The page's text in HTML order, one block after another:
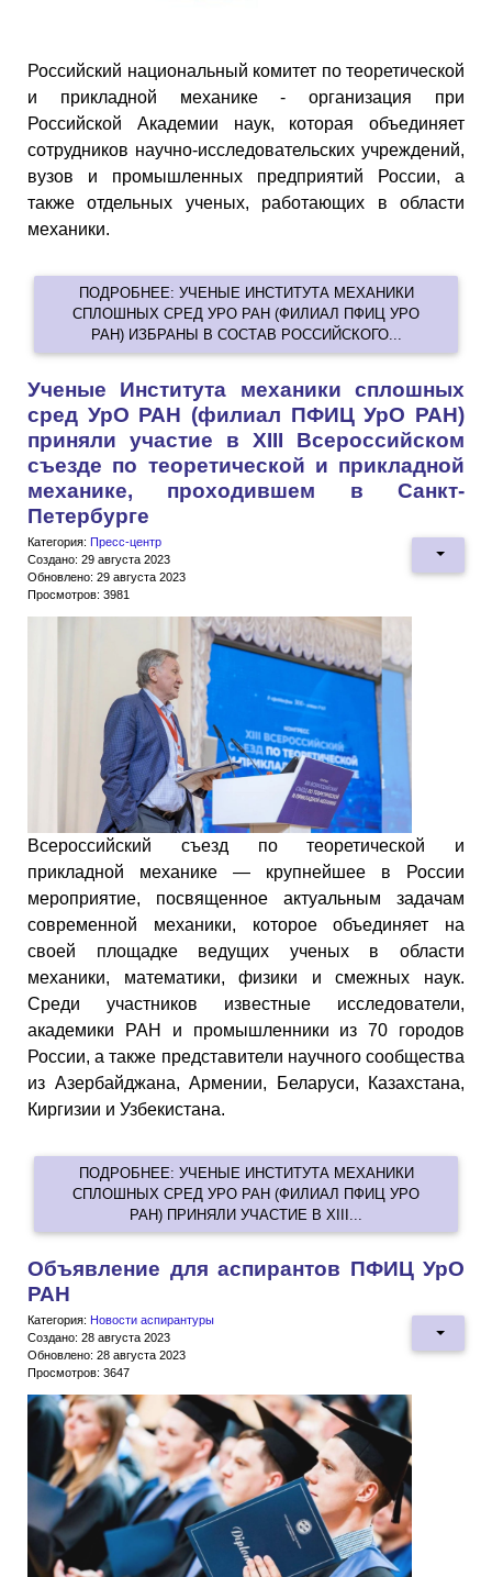
Российский национальный комитет по теоретической
и прикладной механике - организация при
Российской Академии наук, которая объединяет
сотрудников научно-исследовательских учреждений,
вузов и промышленных предприятий России, а
также отдельных ученых, работающих в области
механики.
ПОДРОБНЕЕ: УЧЕНЫЕ ИНСТИТУТА МЕХАНИКИ
СПЛОШНЫХ СРЕД УРО РАН (ФИЛИАЛ ПФИЦ УРО
РАН) ИЗБРАНЫ В СОСТАВ РОССИЙСКОГО...
Ученые Института механики сплошных
сред УрО РАН (филиал ПФИЦ УрО РАН)
приняли участие в XIII Всероссийском
съезде по теоретической и прикладной
механике, проходившем в Санкт-
Петербурге
Категория: Пресс-центр
Создано: 29 августа 2023
Обновлено: 29 августа 2023
Просмотров: 3981
Всероссийский съезд по теоретической и
прикладной механике — крупнейшее в России
мероприятие, посвященное актуальным задачам
современной механики, которое объединяет на
своей площадке ведущих ученых в области
механики, математики, физики и смежных наук.
Среди участников известные исследователи,
академики РАН и промышленники из 70 городов
России, а также представители научного сообщества
из Азербайджана, Армении, Беларуси, Казахстана,
Киргизии и Узбекистана.
ПОДРОБНЕЕ: УЧЕНЫЕ ИНСТИТУТА МЕХАНИКИ
СПЛОШНЫХ СРЕД УРО РАН (ФИЛИАЛ ПФИЦ УРО
РАН) ПРИНЯЛИ УЧАСТИЕ В XIII...
Объявление для аспирантов ПФИЦ УрО
РАН
Категория: Новости аспирантуры
Создано: 28 августа 2023
Обновлено: 28 августа 2023
Просмотров: 3647